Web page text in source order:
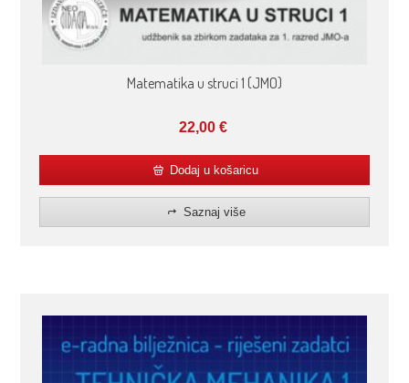
Matematika u struci 1 (JMO)
22,00 €
Dodaj u košaricu
Saznaj više